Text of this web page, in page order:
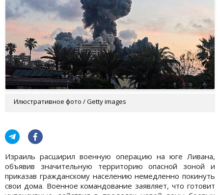
Илюстративное фото / Getty images
Израиль расширил военную операцию на юге Ливана,
объявив значительную территорию опасной зоной и
приказав гражданскому населению немедленно покинуть
свои дома. Военное командование заявляет, что готовит